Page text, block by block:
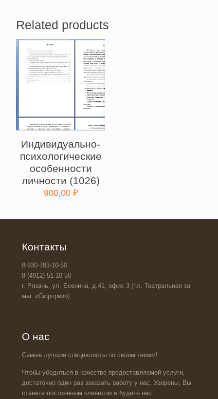
Related products
Индивидуально-
психологические
особенности
личности (1026)
900,00 ₽
Контакты
8-930-783-10-50
8 (4912) 51-10-50
г. Рязань, ул. Есенина, д.41, офис 3 (пл. Театральная за
маг. «Сюрприз»)
О нас
Самые лучшие специалисты по своим темам!
Чтобы убедиться в качестве предоставляемой услуги,
достаточно один раз заказать работу у нас. Уверены, Вы
станете постоянным клиентом и будете нас